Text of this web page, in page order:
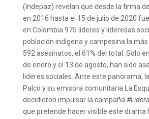
(Indepaz) revelan que desde la firma
en 2016 hasta el 15 de julio de 2020
en Colombia 975 líderes y lideresas
población indígena y campesina la
592 asesinatos, el 61% del total. Solo
de enero y el 13 de agosto, han sido
líderes sociales. Ante este panorama,
Palco y su emisora comunitaria La
decidieron impulsar la campaña
que pretende hacer visible este drama